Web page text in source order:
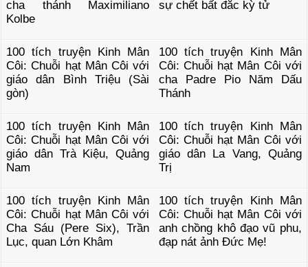
cha thánh Maximiliano
Kolbe
sự chết bất đắc kỳ tử
100 tích truyện Kinh Mân
Côi: Chuỗi hạt Mân Côi với
giáo dân Bình Triệu (Sài
gòn)
100 tích truyện Kinh Mân
Côi: Chuỗi hạt Mân Côi với
cha Padre Pio Năm Dấu
Thánh
100 tích truyện Kinh Mân
Côi: Chuỗi hạt Mân Côi với
giáo dân Trà Kiệu, Quảng
Nam
100 tích truyện Kinh Mân
Côi: Chuỗi hạt Mân Côi với
giáo dân La Vang, Quảng
Trị
100 tích truyện Kinh Mân
Côi: Chuỗi hạt Mân Côi với
Cha Sáu (Pere Six), Trần
Lục, quan Lớn Khâm
100 tích truyện Kinh Mân
Côi: Chuỗi hạt Mân Côi với
anh chồng khô đạo vũ phu,
đạp nát ảnh Đức Mẹ!